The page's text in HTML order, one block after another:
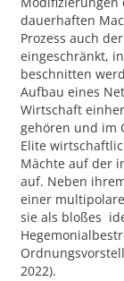
dauerhaften
Prozess auch
eingeschränkt,
beschnitten
Aufbau eines
Wirtschaft
gehören und im
Elite
Mächte auf der
auf. Neben
einer
sie als bloßes
2022).